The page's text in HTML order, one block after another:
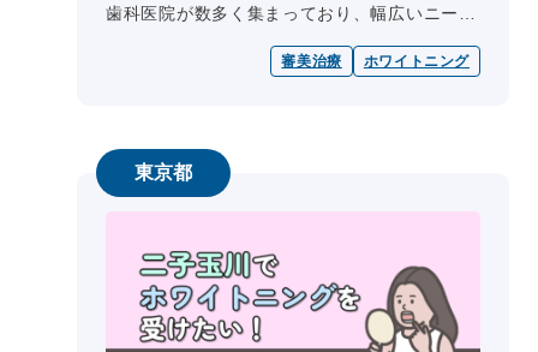
歯科医院が数多く集まっており、幅広いニーズ
トチョイス 歯科 byGMOで...
審美治療 ホワイトニング
東京都